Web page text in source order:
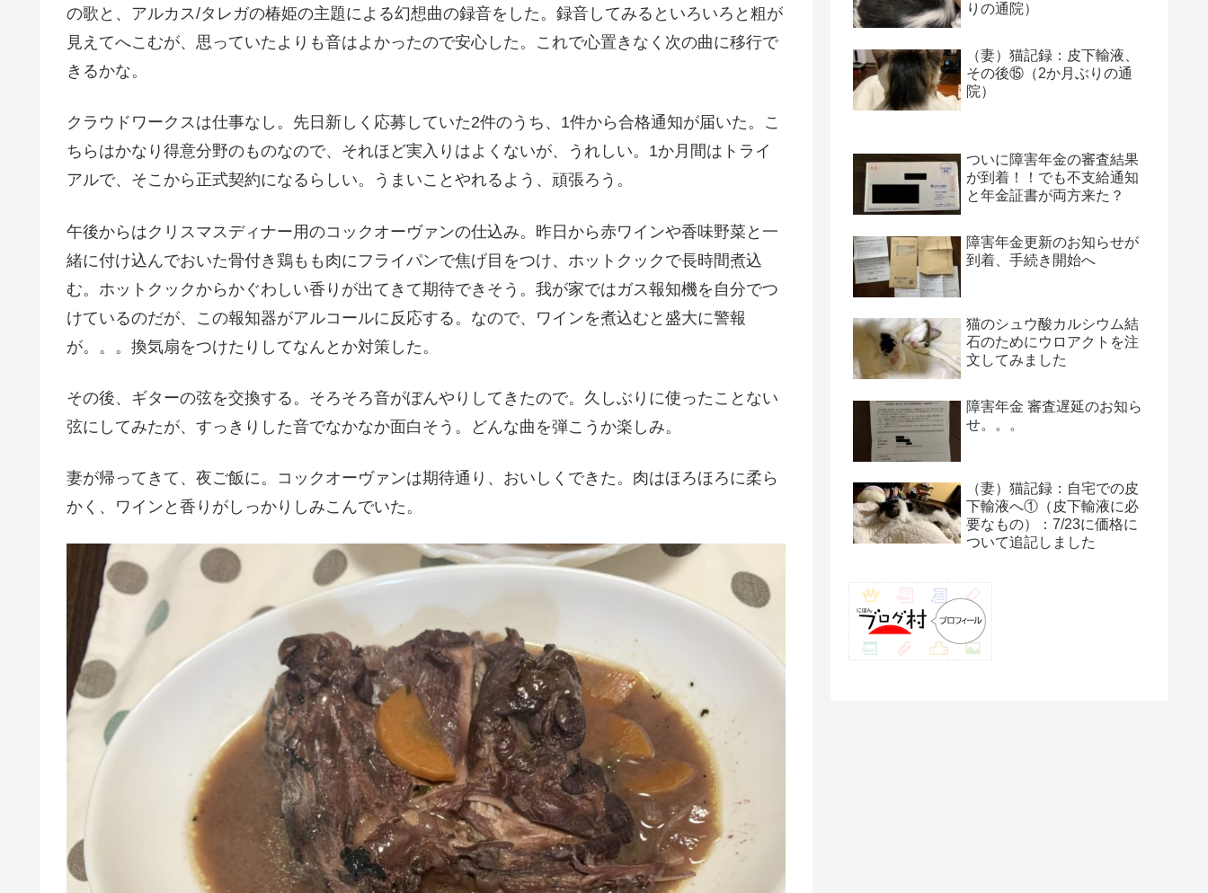
の歌と、アルカス/タレガの椿姫の主題による幻想曲の録音をした。録音してみるといろいろと粗が
見えてへこむが、思っていたよりも音はよかったので安心した。これで心置きなく次の曲に移行で
きるかな。
クラウドワークスは仕事なし。先日新しく応募していた2件のうち、1件から合格通知が届いた。こ
ちらはかなり得意分野のものなので、それほど実入りはよくないが、うれしい。1か月間はトライ
アルで、そこから正式契約になるらしい。うまいことやれるよう、頑張ろう。
午後からはクリスマスディナー用のコックオーヴァンの仕込み。昨日から赤ワインや香味野菜と一
緒に付け込んでおいた骨付き鶏もも肉にフライパンで焦げ目をつけ、ホットクックで長時間煮込
む。ホットクックからかぐわしい香りが出てきて期待できそう。我が家ではガス報知機を自分でつ
けているのだが、この報知器がアルコールに反応する。なので、ワインを煮込むと盛大に警報
が。。。換気扇をつけたりしてなんとか対策した。
その後、ギターの弦を交換する。そろそろ音がぼんやりしてきたので。久しぶりに使ったことない
弦にしてみたが、すっきりした音でなかなか面白そう。どんな曲を弾こうか楽しみ。
妻が帰ってきて、夜ご飯に。コックオーヴァンは期待通り、おいしくできた。肉はほろほろに柔ら
かく、ワインと香りがしっかりしみこんでいた。
りの通院）
（妻）猫記録：皮下輸液、
その後⑮（2か月ぶりの通
院）
ついに障害年金の審査結果
が到着！！でも不支給通知
と年金証書が両方来た？
障害年金更新のお知らせが
到着、手続き開始へ
猫のシュウ酸カルシウム結
石のためにウロアクトを注
文してみました
障害年金 審査遅延のお知ら
せ。。。
（妻）猫記録：自宅での皮
下輸液へ①（皮下輸液に必
要なもの）：7/23に価格に
ついて追記しました